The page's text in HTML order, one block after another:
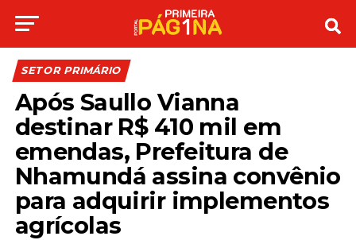
SETOR PRIMÁRIO
Após Saullo Vianna
destinar R$ 410 mil em
emendas, Prefeitura de
Nhamundá assina convênio
para adquirir implementos
agrícolas